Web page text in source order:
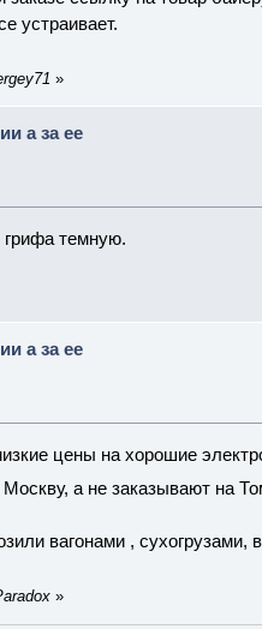
устраивает.
»
а за ее
грифа темную.
а за ее
цены на хорошие
а не заказывают на
вагонами ,
»